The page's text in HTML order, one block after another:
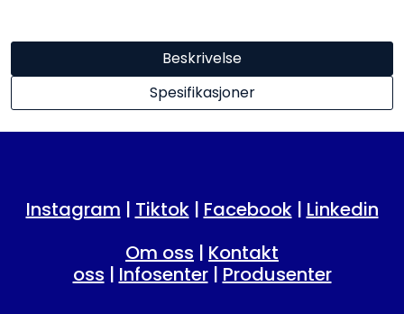
Beskrivelse
Spesifikasjoner
Instagram | Tiktok| Facebook| Linkedin
Om oss | Kontakt
oss | Infosenter| Produsenter